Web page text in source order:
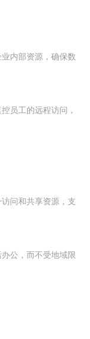
内部资源，确保数
员工的远程访问，
问和共享资源，支
公，而不受地域限